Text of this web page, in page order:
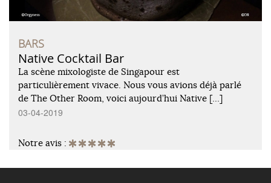
BARS
Native Cocktail Bar
La scène mixologiste de Singapour est
particulièrement vivace. Nous vous avions déjà parlé
de The Other Room, voici aujourd’hui Native […]
03-04-2019
Notre avis :